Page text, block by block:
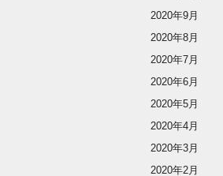
2020年9月
2020年8月
2020年7月
2020年6月
2020年5月
2020年4月
2020年3月
2020年2月